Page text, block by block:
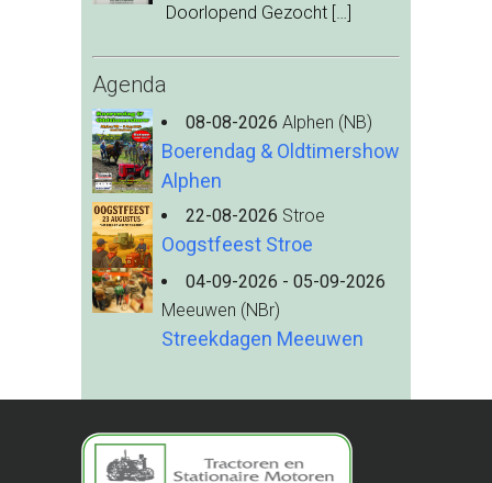
Doorlopend Gezocht […]
Agenda
08-08-2026 Alphen (NB)
Boerendag & Oldtimershow
Alphen
22-08-2026 Stroe
Oogstfeest Stroe
04-09-2026 - 05-09-2026
Meeuwen (NBr)
Streekdagen Meeuwen